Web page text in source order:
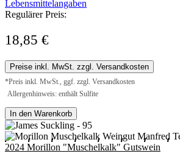
Lebensmittelangaben
Regulärer Preis:
18,85 €
Preise inkl. MwSt. zzgl. Versandkosten
*Preis inkl. MwSt., ggf. zzgl. Versandkosten
Allergenhinweis: enthält Sulfite
In den Warenkorb
2024 Morillon "Muschelkalk" Gutswein